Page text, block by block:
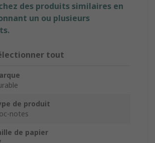
des produits similaires en
un ou plusieurs
tout
de produit
notes
de papier